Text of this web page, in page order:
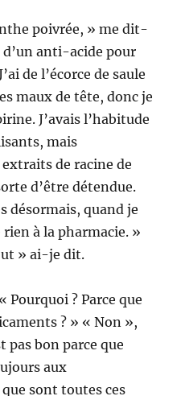
poivrée, » me dit-
d’un anti-acide pour
de l’écorce de saule
maux de tête, donc je
J’avais l’habitude
mais
de racine de
d’être détendue.
désormais, quand je
rien à la pharmacie. »
» ai-je dit.
Pourquoi ? Parce que
? » « Non »,
pas bon parce que
aux
sont toutes ces